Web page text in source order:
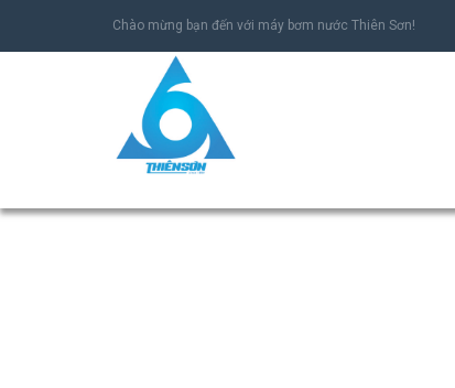
Chào mừng bạn đến với máy bơm nước Thiên Sơn!